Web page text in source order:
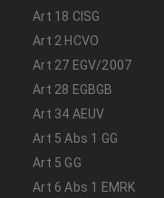
Art 18 CISG
Art 2 HCVO
Art 27 EGV/2007
Art 28 EGBGB
Art 34 AEUV
Art 5 Abs 1 GG
Art 5 GG
Art 6 Abs 1 EMRK